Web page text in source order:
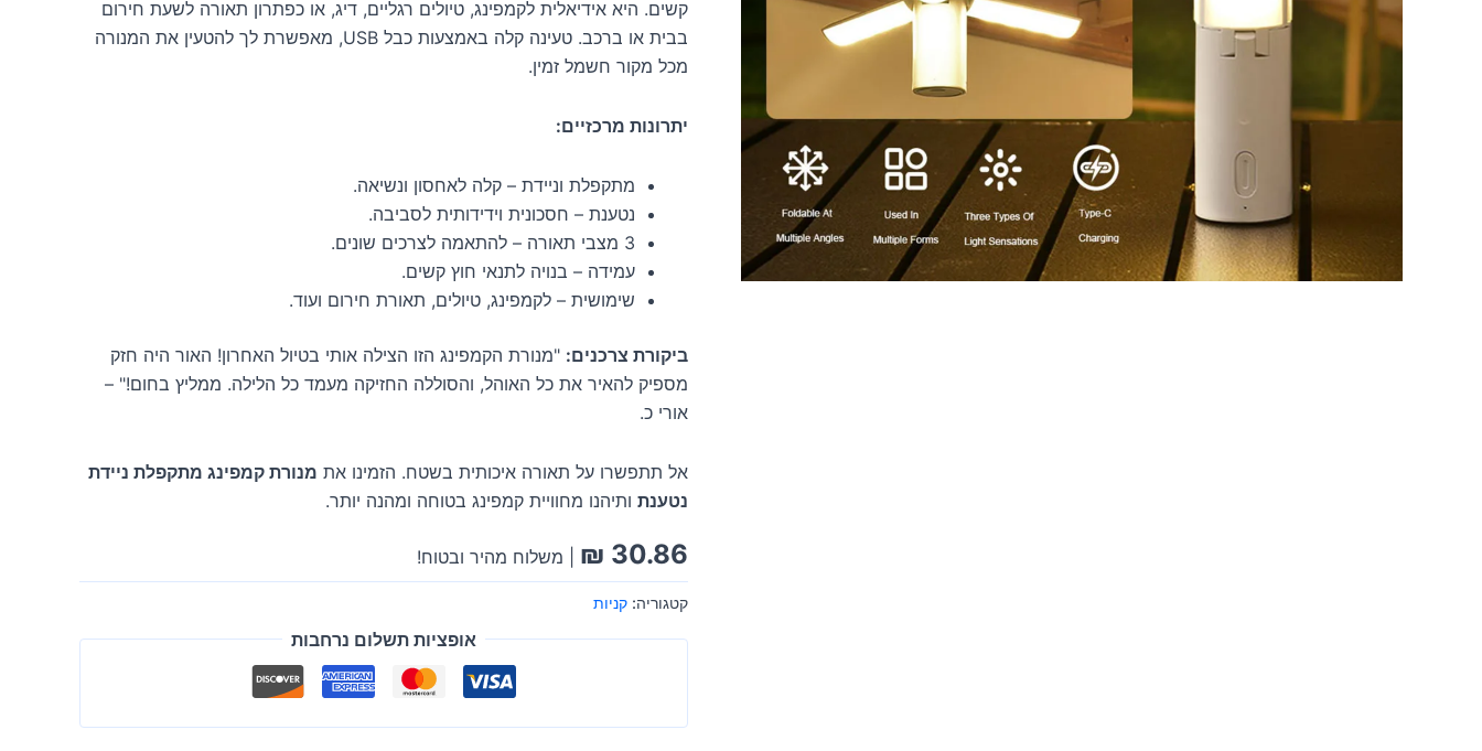
קשים. היא אידיאלית לקמפינג, טיולים רגליים, דיג, או כפתרון תאורה לשעת חירום
בבית או ברכב. טעינה קלה באמצעות כבל USB, מאפשרת לך להטעין את המנורה
מכל מקור חשמל זמין.
יתרונות מרכזיים:
מתקפלת וניידת – קלה לאחסון ונשיאה.
נטענת – חסכונית וידידותית לסביבה.
3 מצבי תאורה – להתאמה לצרכים שונים.
עמידה – בנויה לתנאי חוץ קשים.
שימושית – לקמפינג, טיולים, תאורת חירום ועוד.
ביקורת צרכנים: "מנורת הקמפינג הזו הצילה אותי בטיול האחרון! האור היה חזק
מספיק להאיר את כל האוהל, והסוללה החזיקה מעמד כל הלילה. ממליץ בחום!" –
אורי כ.
אל תתפשרו על תאורה איכותית בשטח. הזמינו את מנורת קמפינג מתקפלת ניידת
נטענת ותיהנו מחוויית קמפינג בטוחה ומהנה יותר.
₪ 30.86 | משלוח מהיר ובטוח!
קטגוריה: קניות
אופציות תשלום נרחבות